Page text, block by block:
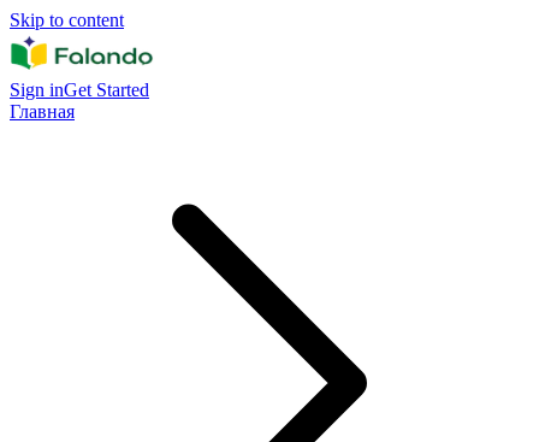
Skip to content
Sign inGet Started
Главная